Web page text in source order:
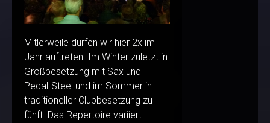
Mitlerweile dürfen wir hier 2x im
Jahr auftreten. Im Winter zuletzt in
Großbesetzung mit Sax und
Pedal-Steel und im Sommer in
traditioneller Clubbesetzung zu
fünft. Das Repertoire variiert